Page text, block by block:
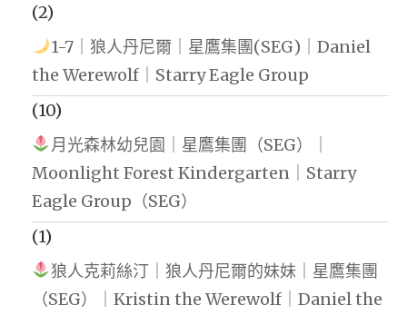
(2)
1-7｜狼人丹尼爾｜星鷹集團(SEG)｜Daniel
the Werewolf｜Starry Eagle Group
(10)
月光森林幼兒園｜星鷹集團（SEG）｜
Moonlight Forest Kindergarten｜Starry
Eagle Group（SEG）
(1)
狼人克莉絲汀｜狼人丹尼爾的妹妹｜星鷹集團
（SEG）｜Kristin the Werewolf｜Daniel the